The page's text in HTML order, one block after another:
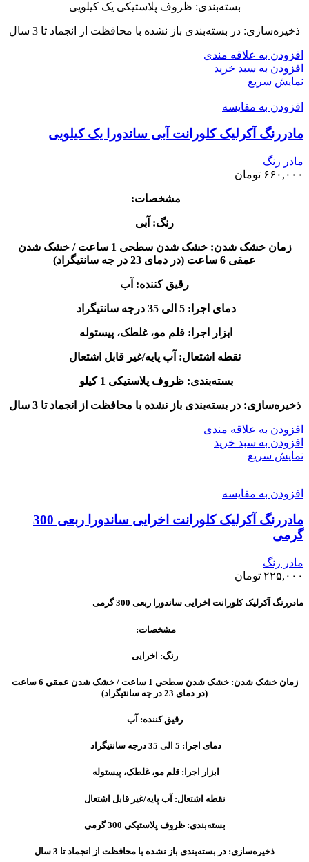
بسته‌بندی: ظروف پلاستیکی یک کیلویی
ذخیره‌سازی: در بسته‌بندی باز نشده با محافظت از انجماد تا 3 سال
افزودن به علاقه مندی
افزودن به سبد خرید
نمایش سریع
افزودن به مقایسه
مادررنگ آکرلیک کلورانت آبی ساندورا یک کیلویی
مادر رنگ
۶۶۰,۰۰۰ تومان
مشخصات:
رنگ: آبی
زمان خشک شدن: خشک شدن سطحی 1 ساعت / خشک شدن
عمقی 6 ساعت (در دمای 23 در جه سانتیگراد)
رقیق کننده: آب
دمای اجرا: 5 الی 35 درجه سانتیگراد
ابزار اجرا: قلم مو، غلطک، پیستوله
نقطه اشتعال: آب پایه/غیر قابل اشتعال
بسته‌بندی: ظروف پلاستیکی 1 کیلو
ذخیره‌سازی: در بسته‌بندی باز نشده با محافظت از انجماد تا 3 سال
افزودن به علاقه مندی
افزودن به سبد خرید
نمایش سریع
افزودن به مقایسه
مادررنگ آکرلیک کلورانت اخرایی ساندورا ربعی 300
گرمی
مادر رنگ
۲۲۵,۰۰۰ تومان
مادررنگ آکرلیک کلورانت اخرایی ساندورا ربعی 300 گرمی
مشخصات:
رنگ: اخرایی
زمان خشک شدن: خشک شدن سطحی 1 ساعت / خشک شدن عمقی 6 ساعت
(در دمای 23 در جه سانتیگراد)
رقیق کننده: آب
دمای اجرا: 5 الی 35 درجه سانتیگراد
ابزار اجرا: قلم مو، غلطک، پیستوله
نقطه اشتعال: آب پایه/غیر قابل اشتعال
بسته‌بندی: ظروف پلاستیکی 300 گرمی
ذخیره‌سازی: در بسته‌بندی باز نشده با محافظت از انجماد تا 3 سال